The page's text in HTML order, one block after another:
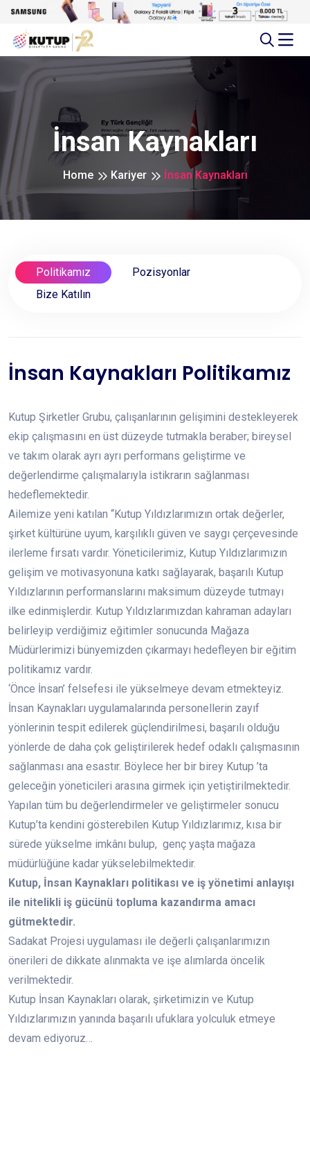
İnsan Kaynakları
Home Kariyer İnsan Kaynakları
Politikamız
Pozisyonlar
Bize Katılın
İnsan Kaynakları Politikamız
Kutup Şirketler Grubu, çalışanlarının gelişimini destekleyerek
ekip çalışmasını en üst düzeyde tutmakla beraber; bireysel
ve takım olarak ayrı ayrı performans geliştirme ve
değerlendirme çalışmalarıyla istikrarın sağlanması
hedeflemektedir.
Ailemize yeni katılan ‘‘Kutup Yıldızlarımızın ortak değerler,
şirket kültürüne uyum, karşılıklı güven ve saygı çerçevesinde
ilerleme fırsatı vardır. Yöneticilerimiz, Kutup Yıldızlarımızın
gelişim ve motivasyonuna katkı sağlayarak, başarılı Kutup
Yıldızlarının performanslarını maksimum düzeyde tutmayı
ilke edinmişlerdir. Kutup Yıldızlarımızdan kahraman adayları
belirleyip verdiğimiz eğitimler sonucunda Mağaza
Müdürlerimizi bünyemizden çıkarmayı hedefleyen bir eğitim
politikamız vardır.
‘Önce İnsan’ felsefesi ile yükselmeye devam etmekteyiz.
İnsan Kaynakları uygulamalarında personellerin zayıf
yönlerinin tespit edilerek güçlendirilmesi, başarılı olduğu
yönlerde de daha çok geliştirilerek hedef odaklı çalışmasının
sağlanması ana esastır. Böylece her bir birey Kutup ’ta
geleceğin yöneticileri arasına girmek için yetiştirilmektedir.
Yapılan tüm bu değerlendirmeler ve geliştirmeler sonucu
Kutup’ta kendini gösterebilen Kutup Yıldızlarımız, kısa bir
sürede yükselme imkânı bulup, genç yaşta mağaza
müdürlüğüne kadar yükselebilmektedir.
Kutup, İnsan Kaynakları politikası ve iş yönetimi anlayışı
ile nitelikli iş gücünü topluma kazandırma amacı
gütmektedir.
Sadakat Projesi uygulaması ile değerli çalışanlarımızın
önerileri de dikkate alınmakta ve işe alımlarda öncelik
verilmektedir.
Kutup İnsan Kaynakları olarak, şirketimizin ve Kutup
Yıldızlarımızın yanında başarılı ufuklara yolculuk etmeye
devam ediyoruz…